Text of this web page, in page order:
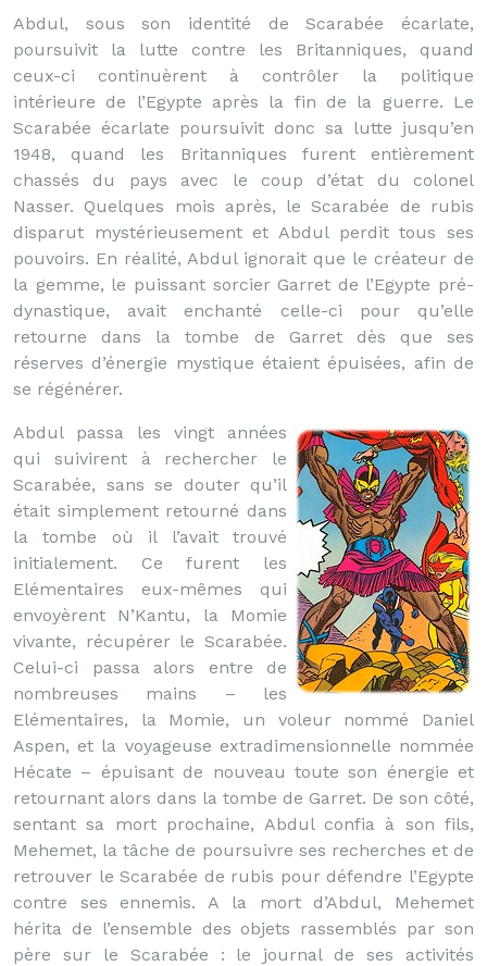
Abdul, sous son identité de Scarabée écarlate,
poursuivit la lutte contre les Britanniques, quand
ceux-ci continuèrent à contrôler la politique
intérieure de l’Egypte après la fin de la guerre. Le
Scarabée écarlate poursuivit donc sa lutte jusqu’en
1948, quand les Britanniques furent entièrement
chassés du pays avec le coup d’état du colonel
Nasser. Quelques mois après, le Scarabée de rubis
disparut mystérieusement et Abdul perdit tous ses
pouvoirs. En réalité, Abdul ignorait que le créateur de
la gemme, le puissant sorcier Garret de l’Egypte pré-
dynastique, avait enchanté celle-ci pour qu’elle
retourne dans la tombe de Garret dès que ses
réserves d’énergie mystique étaient épuisées, afin de
se régénérer.
Abdul passa les vingt années
qui suivirent à rechercher le
Scarabée, sans se douter qu’il
était simplement retourné dans
la tombe où il l’avait trouvé
initialement. Ce furent les
Elémentaires eux-mêmes qui
envoyèrent N’Kantu, la Momie
vivante, récupérer le Scarabée.
Celui-ci passa alors entre de
nombreuses mains – les
Elémentaires, la Momie, un voleur nommé Daniel
Aspen, et la voyageuse extradimensionnelle nommée
Hécate – épuisant de nouveau toute son énergie et
retournant alors dans la tombe de Garret. De son côté,
sentant sa mort prochaine, Abdul confia à son fils,
Mehemet, la tâche de poursuivre ses recherches et de
retrouver le Scarabée de rubis pour défendre l’Egypte
contre ses ennemis. A la mort d’Abdul, Mehemet
hérita de l’ensemble des objets rassemblés par son
père sur le Scarabée : le journal de ses activités